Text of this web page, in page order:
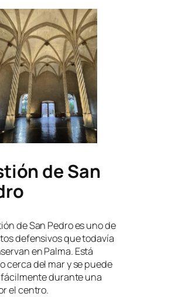
de San
de San Pedro es uno de
defensivos que todavía
en Palma. Está
cerca del mar y se puede
durante una
el centro.